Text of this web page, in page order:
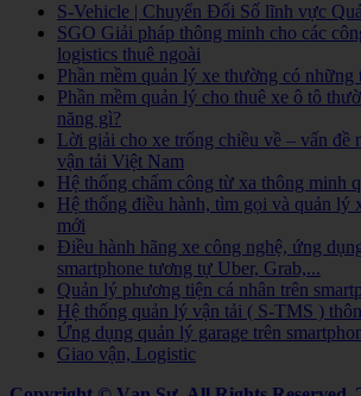
S-Vehicle | Chuyển Đổi Số lĩnh vực
SGO Giải pháp thông minh cho các
logistics thuê ngoài
Phần mềm quản lý xe thường có những
Phần mềm quản lý cho thuê xe ô tô
năng gì?
Lời giải cho xe trống chiều về – vấn đề
vận tải Việt Nam
Hệ thống chấm công từ xa thông minh
Hệ thống điều hành, tìm gọi và quản lý
mới
Điều hành hãng xe công nghệ, ứng
smartphone tương tự Uber, Grab,...
Quản lý phương tiện cá nhân trên
Hệ thống quản lý vận tải ( S-TMS )
Ứng dụng quản lý garage trên
Giao vận, Logistic